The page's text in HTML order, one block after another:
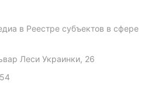
в Реестре субъектов в сфере
Леси Украинки, 26